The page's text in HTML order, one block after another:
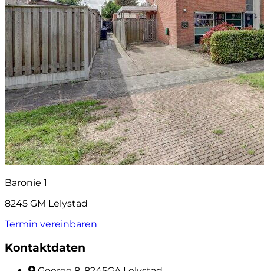
Baronie 1
8245 GM Lelystad
Termin vereinbaren
Kontaktdaten